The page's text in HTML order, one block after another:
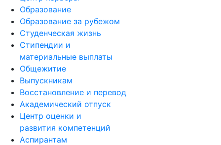
Образование
Образование за рубежом
Студенческая жизнь
Стипендии и
материальные выплаты
Общежитие
Выпускникам
Восстановление и перевод
Академический отпуск
Центр оценки и
развития компетенций
Аспирантам